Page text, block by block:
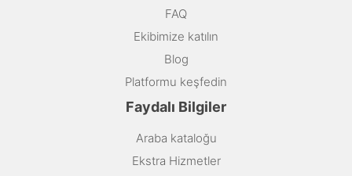
FAQ
Ekibimize katılın
Blog
Platformu keşfedin
Faydalı Bilgiler
Araba kataloğu
Ekstra Hizmetler